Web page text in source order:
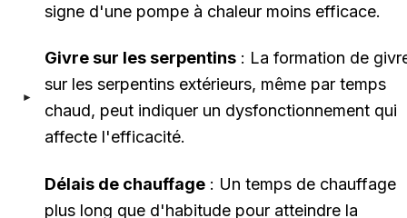
signe d'une pompe à chaleur moins efficace.
Givre sur les serpentins : La formation de
sur les serpentins extérieurs, même par temps
chaud, peut indiquer un dysfonctionnement qui
affecte l'efficacité.
Délais de chauffage : Un temps de chauffage
plus long que d'habitude pour atteindre la